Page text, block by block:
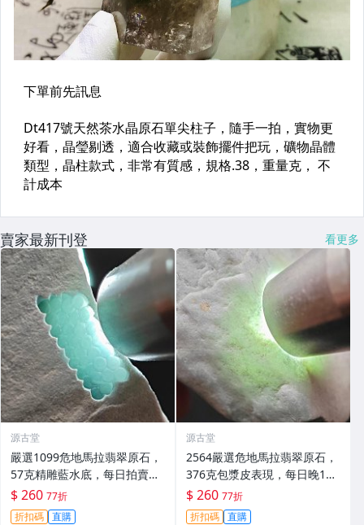
賣家最新刊登 看更多
源古堂
嚴選1099危地馬拉翡翠原石，
57克精雕藍水底，每日拍賣晚
11截拍，實物拍賣成交。危地
馬拉 翡翠 原石
$ 260 77折
折扣碼 直購
源古堂
2564嚴選危地馬拉翡翠原石，
376克包漿皮表現，每日晚11
點截拍，真實拍賣，誠意推
薦！危地馬拉 翡翠 原石
$ 260 77折
折扣碼 直購